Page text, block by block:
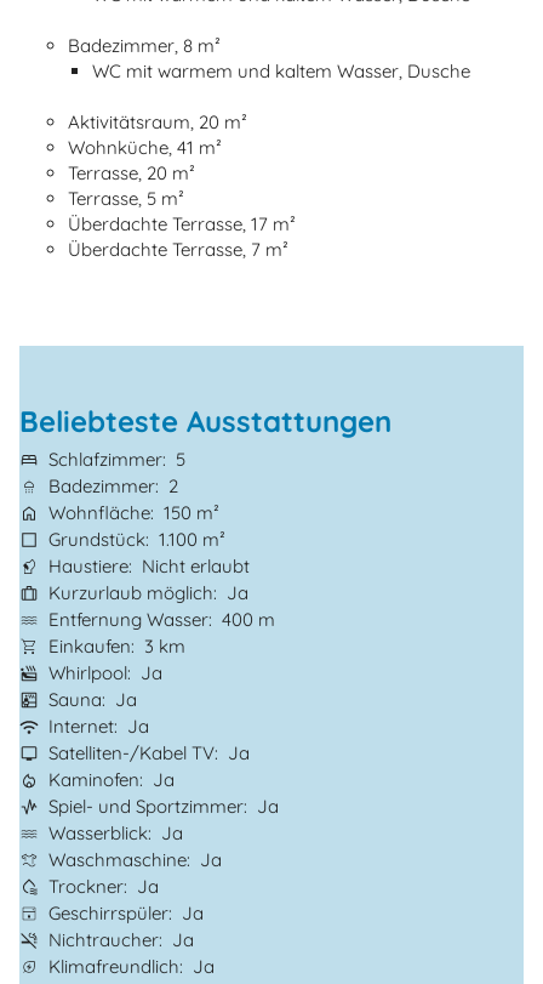
Badezimmer, 8 m²
WC mit warmem und kaltem Wasser, Dusche
Aktivitätsraum, 20 m²
Wohnküche, 41 m²
Terrasse, 20 m²
Terrasse, 5 m²
Überdachte Terrasse, 17 m²
Überdachte Terrasse, 7 m²
Beliebteste Ausstattungen
Schlafzimmer
5
Badezimmer
2
Wohnfläche 150 m²
Grundstück
1.100 m²
Haustiere
Nicht erlaubt
Kurzurlaub möglich
Ja
Entfernung Wasser 400 m
Einkaufen
3 km
Whirlpool
Ja
Sauna
Ja
Internet
Ja
Satelliten-/Kabel TV
Ja
Kaminofen
Ja
Spiel- und Sportzimmer
Ja
Wasserblick
Ja
Waschmaschine
Ja
Trockner
Ja
Geschirrspüler
Ja
Nichtraucher
Ja
Klimafreundlich
Ja